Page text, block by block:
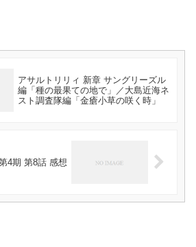
アサルトリリィ 新章 サングリーズル
編「種の最果ての地で」／大島近海ネ
スト調査隊編「金瘡小草の咲く時」
4期 第8話 感想